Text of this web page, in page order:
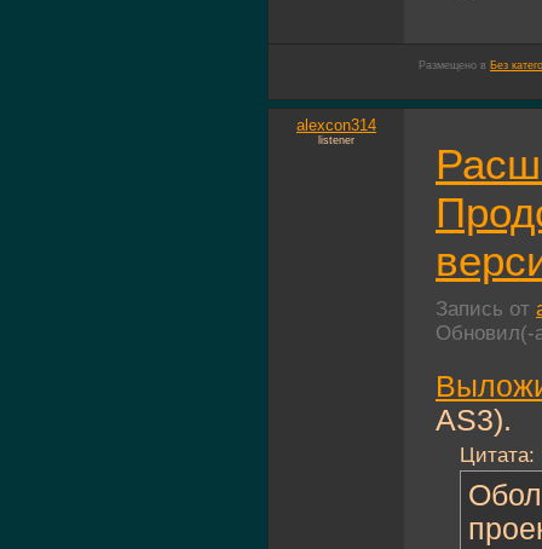
Размещено в Без
alexcon314
listener
Запись от
AS3).
Цитата: